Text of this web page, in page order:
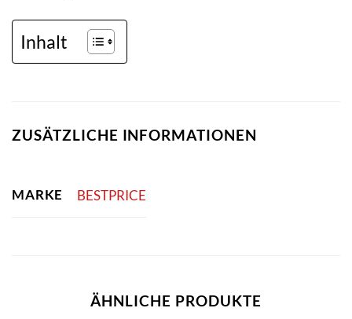
Inhalt
ZUSÄTZLICHE INFORMATIONEN
MARKE BESTPRICE
ÄHNLICHE PRODUKTE